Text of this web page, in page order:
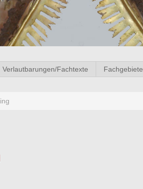
Verlautbarungen/Fachtexte Fachgebiete